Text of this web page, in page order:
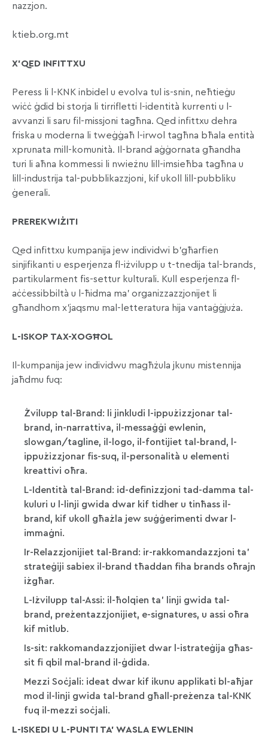
nazzjon.
ktieb.org.mt
X’QED INFITTXU
Peress li l-KNK inbidel u evolva tul is-snin, neħtieġu
wiċċ ġdid bi storja li tirrifletti l-identità kurrenti u l-
avvanzi li saru fil-missjoni tagħna. Qed infittxu dehra
friska u moderna li tweġġaħ l-irwol tagħna bħala entità
xprunata mill-komunità. Il-brand aġġornata għandha
turi li aħna kommessi li nwieżnu lill-imsieħba tagħna u
lill-industrija tal-pubblikazzjoni, kif ukoll lill-pubbliku
ġenerali.
PREREKWIŻITI
Qed infittxu kumpanija jew individwi b’għarfien
sinjifikanti u esperjenza fl-iżvilupp u t-tnedija tal-brands,
partikularment fis-settur kulturali. Kull esperjenza fl-
aċċessibbiltà u l-ħidma ma’ organizzazzjonijet li
għandhom x’jaqsmu mal-letteratura hija vantaġġjuża.
L-ISKOP TAX-XOGĦOL
Il-kumpanija jew individwu magħżula jkunu mistennija
jaħdmu fuq:
Żvilupp tal-Brand: li jinkludi l-ippużizzjonar tal-
brand, in-narrattiva, il-messaġġi ewlenin,
slowgan/tagline, il-logo, il-fontijiet tal-brand, l-
ippużizzjonar fis-suq, il-personalità u elementi
kreattivi oħra.
L-Identità tal-Brand: id-definizzjoni tad-damma tal-
kuluri u l-linji gwida dwar kif tidher u tinħass il-
brand, kif ukoll għażla jew suġġerimenti dwar l-
immaġni.
Ir-Relazzjonijiet tal-Brand: ir-rakkomandazzjoni ta’
strateġiji sabiex il-brand tħaddan fiha brands oħrajn
iżgħar.
L-Iżvilupp tal-Assi: il-ħolqien ta’ linji gwida tal-
brand, preżentazzjonijiet, e-signatures, u assi oħra
kif mitlub.
Is-sit: rakkomandazzjonijiet dwar l-istrateġija għas-
sit fi qbil mal-brand il-ġdida.
Mezzi Soċjali: ideat dwar kif ikunu applikati bl-aħjar
mod il-linji gwida tal-brand għall-preżenza tal-KNK
fuq il-mezzi soċjali.
L-ISKEDI U L-PUNTI TA’ WASLA EWLENIN